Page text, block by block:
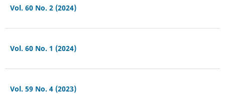
Vol. 60 No. 2 (2024)
Vol. 60 No. 1 (2024)
Vol. 59 No. 4 (2023)